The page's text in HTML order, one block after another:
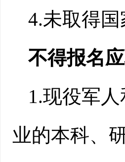
4.未取得
不得报名
1.现役军
业的本科、